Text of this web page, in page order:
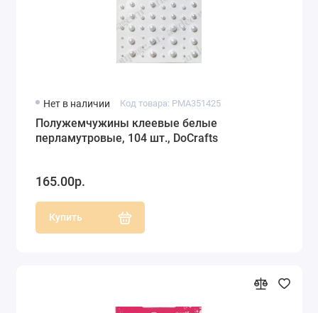
Нет в наличии Код товара: PMA351425
Полужемчужины клеевые белые
перламутровые, 104 шт., DoCrafts
165.00р.
Купить